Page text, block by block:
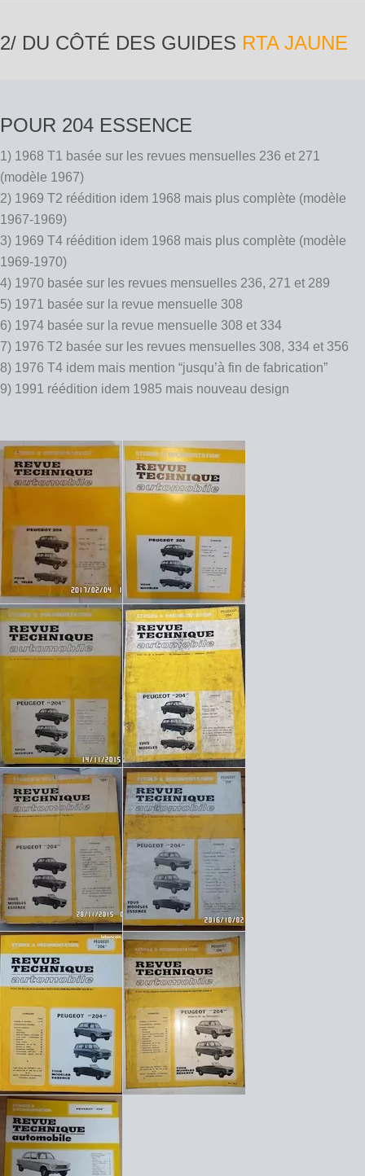
2/ DU CÔTÉ DES GUIDES RTA JAUNE
POUR 204 ESSENCE
1) 1968 T1 basée sur les revues mensuelles 236 et 271
(modèle 1967)
2) 1969 T2 réédition idem 1968 mais plus complète (modèle
1967-1969)
3) 1969 T4 réédition idem 1968 mais plus complète (modèle
1969-1970)
4) 1970 basée sur les revues mensuelles 236, 271 et 289
5) 1971 basée sur la revue mensuelle 308
6) 1974 basée sur la revue mensuelle 308 et 334
7) 1976 T2 basée sur les revues mensuelles 308, 334 et 356
8) 1976 T4 idem mais mention “jusqu’à fin de fabrication”
9) 1991 réédition idem 1985 mais nouveau design